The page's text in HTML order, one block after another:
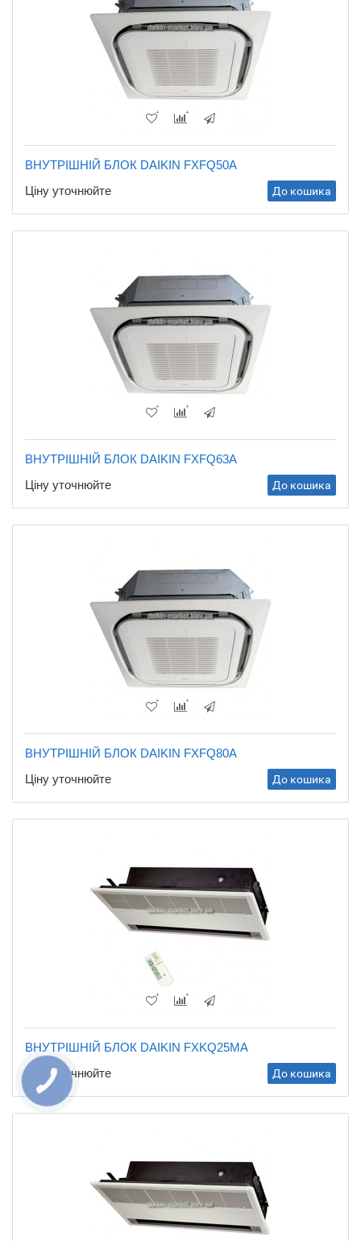
ВНУТРІШНІЙ БЛОК DAIKIN FXFQ50A
Ціну уточнюйте
До кошика
ВНУТРІШНІЙ БЛОК DAIKIN FXFQ63A
Ціну уточнюйте
До кошика
ВНУТРІШНІЙ БЛОК DAIKIN FXFQ80A
Ціну уточнюйте
До кошика
ВНУТРІШНІЙ БЛОК DAIKIN FXKQ25MA
Ціну уточнюйте
До кошика